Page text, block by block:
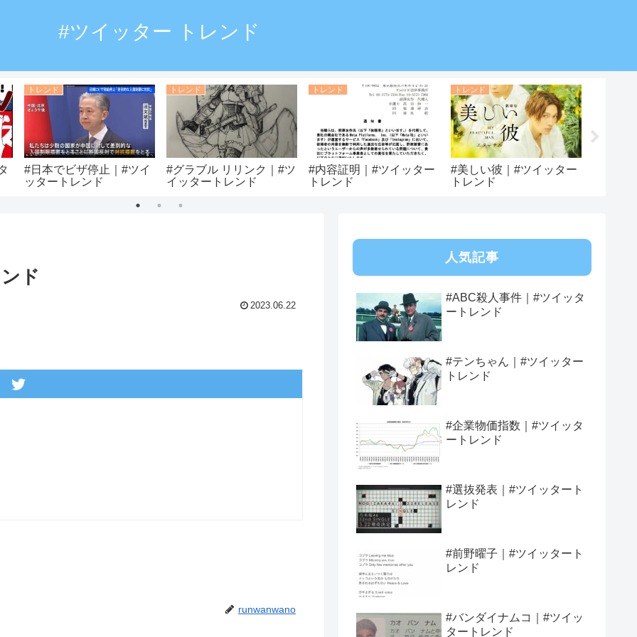
#ツイッター トレンド
トレンド
#日本でビザ停止｜#ツイ
ッタートレンド
トレンド
#グラブル リリンク｜#ツ
イッタートレンド
トレンド
#内容証明｜#ツイッター
トレンド
トレンド
#美しい彼｜#ツイッター
トレンド
ド
2023.06.22
runwanwano
人気記事
#ABC殺人事件｜#ツイッタ
ートレンド
#テンちゃん｜#ツイッター
トレンド
#企業物価指数｜#ツイッタ
ートレンド
#選抜発表｜#ツイッタート
レンド
#前野曜子｜#ツイッタート
レンド
#バンダイナムコ｜#ツイッ
タートレンド